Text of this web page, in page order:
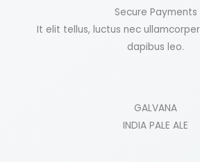
Secure Payments
It elit tellus, luctus nec
dapibus leo.
GALVANA
INDIA PALE ALE